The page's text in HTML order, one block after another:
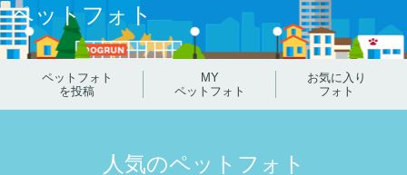
ペットフォト
ペットフォト
を投稿
MY
ペットフォト
お気に入り
フォト
人気のペットフォト